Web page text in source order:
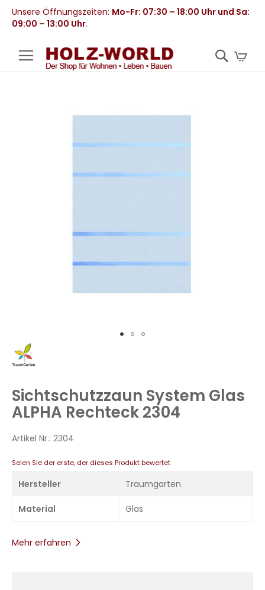
Unsere Öffnungszeiten: Mo-Fr: 07:30 – 18:00 Uhr und Sa:
09:00 – 13:00 Uhr.
Zum
Anfang
springen
Sichtschutzzaun System Glas
ALPHA Rechteck 2304
Artikel Nr.: 2304
Seien Sie der erste, der dieses Produkt bewertet
Hersteller Traumgarten
Material Glas
Mehr erfahren